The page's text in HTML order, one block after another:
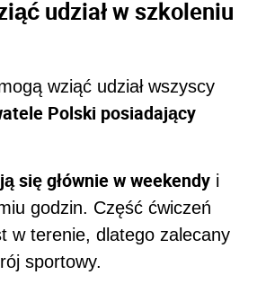
udział w szkoleniu
wziąć udział wszyscy
Polski posiadający
się głównie w weekendy i
godzin. Część ćwiczeń
w terenie, dlatego zalecany
sportowy.